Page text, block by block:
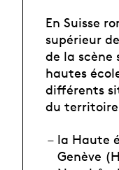
En Suisse
supérieur
de la scène
hautes
différents
du
la Haute
Genève